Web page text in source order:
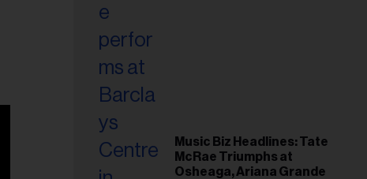
Music Biz Headlines: Tate
McRae Triumphs at
Osheaga, Ariana Grande